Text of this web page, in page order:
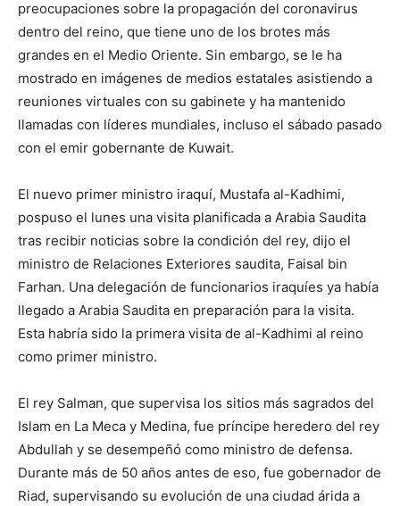
preocupaciones sobre la propagación del coronavirus
dentro del reino, que tiene uno de los brotes más
grandes en el Medio Oriente. Sin embargo, se le ha
mostrado en imágenes de medios estatales asistiendo a
reuniones virtuales con su gabinete y ha mantenido
llamadas con líderes mundiales, incluso el sábado pasado
con el emir gobernante de Kuwait.
El nuevo primer ministro iraquí, Mustafa al-Kadhimi,
pospuso el lunes una visita planificada a Arabia Saudita
tras recibir noticias sobre la condición del rey, dijo el
ministro de Relaciones Exteriores saudita, Faisal bin
Farhan. Una delegación de funcionarios iraquíes ya había
llegado a Arabia Saudita en preparación para la visita.
Esta habría sido la primera visita de al-Kadhimi al reino
como primer ministro.
El rey Salman, que supervisa los sitios más sagrados del
Islam en La Meca y Medina, fue príncipe heredero del rey
Abdullah y se desempeñó como ministro de defensa.
Durante más de 50 años antes de eso, fue gobernador de
Riad, supervisando su evolución de una ciudad árida a